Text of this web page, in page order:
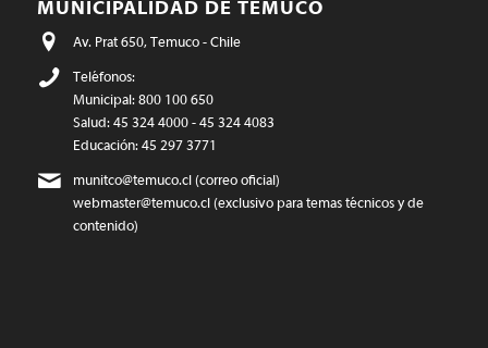
MUNICIPALIDAD DE TEMUCO
Av. Prat 650, Temuco - Chile
Teléfonos:
Municipal: 800 100 650
Salud: 45 324 4000 - 45 324 4083
Educación: 45 297 3771
munitco@temuco.cl(correo oficial)
webmaster@temuco.cl(exclusivo para temas técnicos y de
contenido)